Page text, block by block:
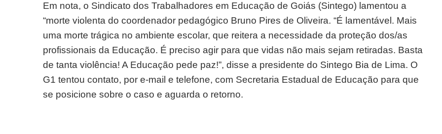
Em nota, o Sindicato dos Trabalhadores em Educação de Goiás (Sintego) lamentou a
“morte violenta do coordenador pedagógico Bruno Pires de Oliveira. “É lamentável. Mais
uma morte trágica no ambiente escolar, que reitera a necessidade da proteção dos/as
profissionais da Educação. É preciso agir para que vidas não mais sejam retiradas. Basta
de tanta violência! A Educação pede paz!”, disse a presidente do Sintego Bia de Lima. O
G1 tentou contato, por e-mail e telefone, com Secretaria Estadual de Educação para que
se posicione sobre o caso e aguarda o retorno.